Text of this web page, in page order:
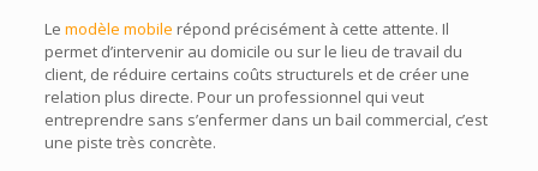
Le modèle mobile répond précisément à cette attente. Il
permet d’intervenir au domicile ou sur le lieu de travail du
client, de réduire certains coûts structurels et de créer une
relation plus directe. Pour un professionnel qui veut
entreprendre sans s’enfermer dans un bail commercial, c’est
une piste très concrète.